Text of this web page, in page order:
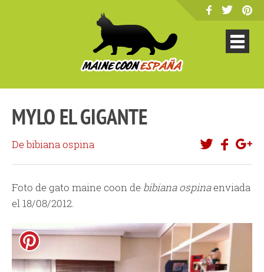
MYLO EL GIGANTE
De bibiana ospina
Foto de gato maine coon de bibiana ospinaenviada
el 18/08/2012.